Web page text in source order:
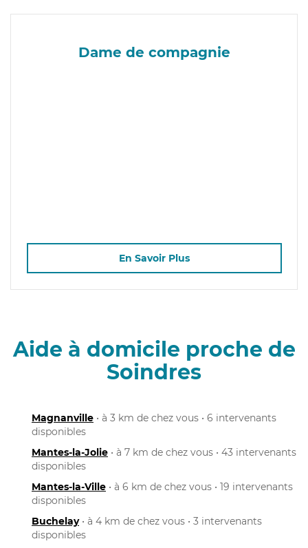
Dame de compagnie
En Savoir Plus
Aide à domicile proche de
Soindres
Magnanville • à 3 km de chez vous • 6 intervenants
disponibles
Mantes-la-Jolie • à 7 km de chez vous • 43 intervenants
disponibles
Mantes-la-Ville • à 6 km de chez vous • 19 intervenants
disponibles
Buchelay• à 4 km de chez vous • 3 intervenants
disponibles